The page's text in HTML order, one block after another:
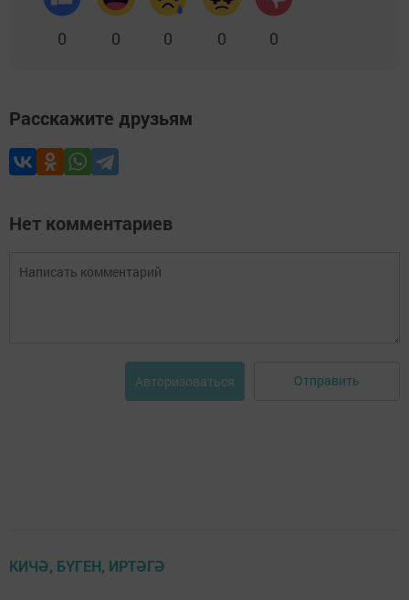
0 0 0 0 0
Расскажите друзьям
Нет комментариев
Авторизоваться Отправить
КИЧӘ, БҮГЕН, ИРТӘГӘ